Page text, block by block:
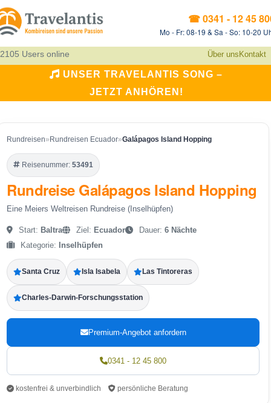
☎ 0341 - 12 45
Mo - Fr: 08-19 & Sa - So: 10-20
2105 Users online Über uns Kontakt
UNSER TRAVELANTIS SONG –
JETZT ANHÖREN!
Rundreisen» Rundreisen Ecuador»Galápagos Island Hopping
Reisenummer: 53491
Rundreise Galápagos Island Hopping
Eine Meiers Weltreisen Rundreise (Inselhüpfen)
Start: Baltra Ziel: Ecuador Dauer: 6 Nächte
Kategorie:
Inselhüpfen
Santa Cruz Isla Isabela Las Tintoreras
Charles-Darwin-Forschungsstation
Premium-Angebot anfordern
0341 - 12 45 800
kostenfrei & unverbindlich persönliche Beratung